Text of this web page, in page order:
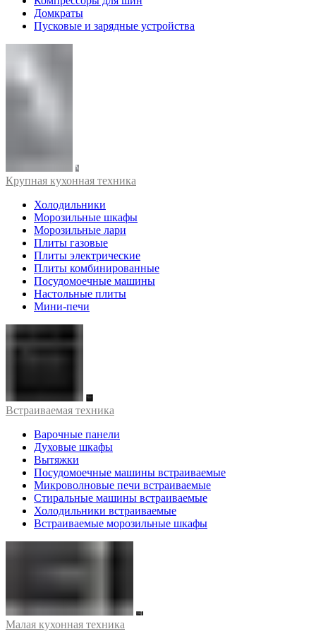
Домкраты
Пусковые и зарядные устройства
Крупная кухонная техника
Холодильники
Морозильные шкафы
Морозильные лари
Плиты газовые
Плиты электрические
Плиты комбинированные
Посудомоечные машины
Настольные плиты
Мини-печи
Встраиваемая техника
Варочные панели
Духовые шкафы
Вытяжки
Посудомоечные машины встраиваемые
Микроволновые печи встраиваемые
Стиральные машины встраиваемые
Холодильники встраиваемые
Встраиваемые морозильные шкафы
Малая кухонная техника